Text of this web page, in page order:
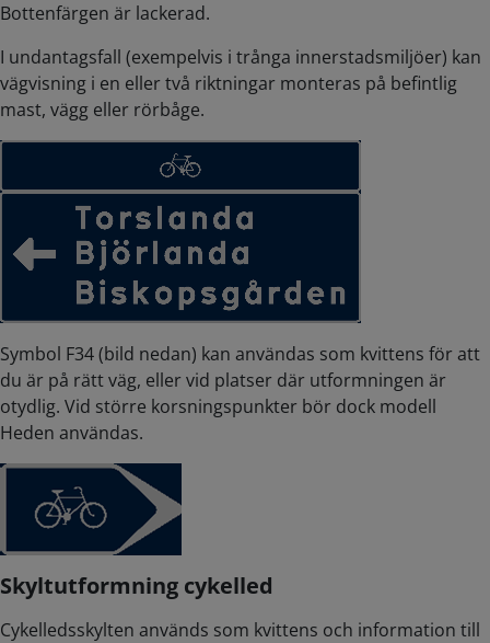
Bottenfärgen är lackerad.
I undantagsfall (exempelvis i trånga innerstadsmiljöer) kan
vägvisning i en eller två riktningar monteras på befintlig
mast, vägg eller rörbåge.
Symbol F34 (bild nedan) kan användas som kvittens för att
du är på rätt väg, eller vid platser där utformningen är
otydlig. Vid större korsningspunkter bör dock modell
Heden användas.
Skyltutformning cykelled
Cykelledsskylten används som kvittens och information till